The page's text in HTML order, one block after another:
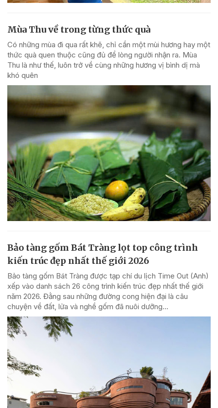
Mùa Thu về trong từng thức quà
Có những mùa đi qua rất khẽ, chỉ cần một mùi hương hay một
thức quà quen thuộc cũng đủ để lòng người nhận ra. Mùa
Thu là như thế, luôn trở về cùng những hương vị bình dị mà
khó quên
Bảo tàng gốm Bát Tràng lọt top công trình
kiến trúc đẹp nhất thế giới 2026
Bảo tàng gốm Bát Tràng được tạp chí du lịch Time Out (Anh)
xếp vào danh sách 26 công trình kiến trúc đẹp nhất thế giới
năm 2026. Đằng sau những đường cong hiện đại là câu
chuyện về đất, lửa và nghề gốm đã nuôi dưỡng...